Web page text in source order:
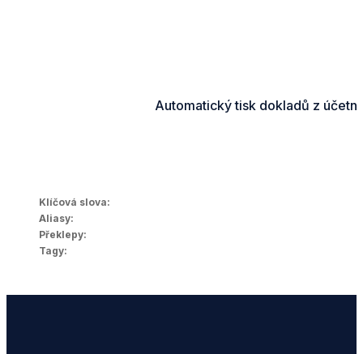
Automatický tisk dokladů z
Klíčová slova:
Aliasy:
Překlepy:
Tagy: